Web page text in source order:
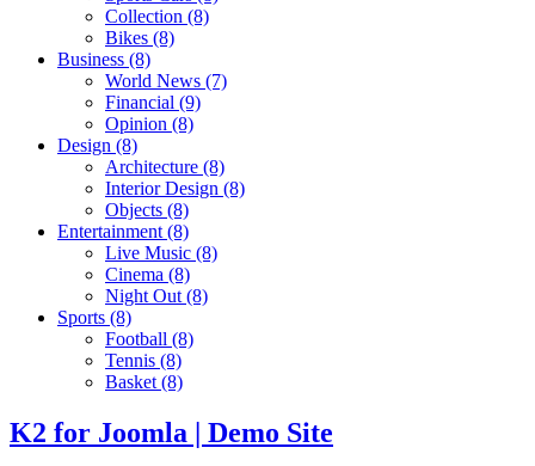
Collection (8)
Bikes (8)
Business (8)
World News (7)
Financial (9)
Opinion (8)
Design (8)
Architecture (8)
Interior Design (8)
Objects (8)
Entertainment (8)
Live Music (8)
Cinema (8)
Night Out (8)
Sports (8)
Football (8)
Tennis (8)
Basket (8)
K2 for Joomla | Demo Site